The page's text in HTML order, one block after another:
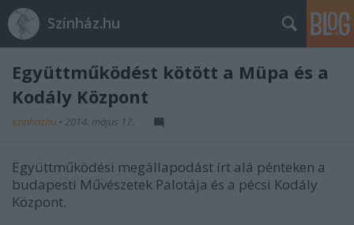
Színház.hu
Együttműködést kötött a Müpa és a
Kodály Központ
szinhazhu • 2014. május 17.
Együttműködési megállapodást írt alá pénteken a
budapesti Művészetek Palotája és a pécsi Kodály
Központ.